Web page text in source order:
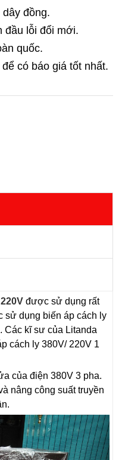
đồng.
đầu lỗi đổi mới.
quốc.
để có báo giá tốt nhất.
được sử dụng rất
sử dụng biến áp cách ly
Các kĩ sư của Litanda
cách ly 380V/ 220V 1
của điện 380V 3 pha.
nâng công suất truyền